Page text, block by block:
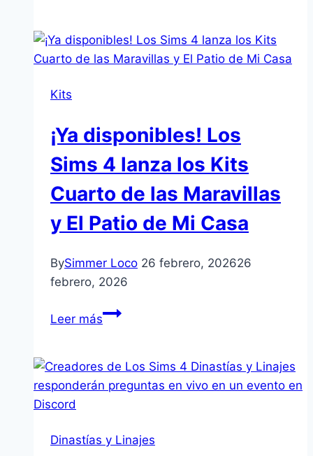
Bridgerton
anuncia
colaboración
y
nuevos
Kits
temáticos
(todos
los
y
precios)
Kits
¡Ya disponibles! Los
Sims 4 lanza los Kits
Cuarto de las Maravillas
y El Patio de Mi Casa
BySimmer Loco 26 febrero, 202626
febrero, 2026
Leer más¡Ya
Sims
4
Kits
Dinastías y Linajes